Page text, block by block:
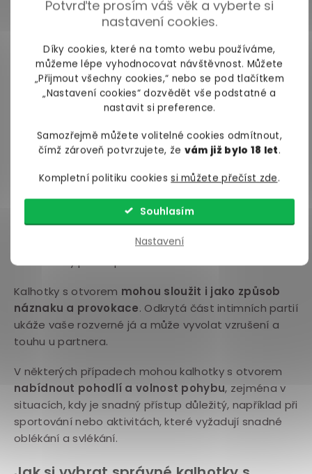
Potvrďte prosím váš věk a vyberte si
nastavení cookies.
Díky cookies, které na tomto webu používáme,
můžeme lépe vyhodnocovat návštěvnost. Můžete
„Přijmout všechny cookies,“ nebo se pod tlačítkem
„Nastavení cookies“ dozvědět vše podstatné a
nastavit si preference.
Samozřejmě můžete volitelné cookies odmítnout,
čímž zároveň potvrzujete, že vám již bylo 18 let.
Kompletní politiku cookiessi můžete přečíst zde.
Nastavení
Souhlasím
na zip, knoflíčky nebo druky, takže jsou vyzývavé jen
Jaké výhody přinášejí kalhotky s
otvorem?
Kalhotky s otvorem využijete především během
intimních her a předehry. Otvor v rozkroku umožňuje
snadný přístup k intimním partiíma nošení
stupeň vzrušení a stimulace.
vykouzlí erotické a vzrušující
momenty– vás naladí na erotickou vlnu, případně
vám přinesou i fyzické potěšení, a pro partnera
budou sexy překvapením.
Kalhotky s otvorem mohou sloužit i jako způsob
náznaku a provokace. Odkrytá část intimních partií
ukáže vaše rozverné já a může vyvolat vzrušení a
touhu u partnera.
V některých případech mohou kalhotky s otvorem
nabídnout pohodlí a volnost pohybu, zejména v
situacích, kdy je snadný přístup důležitý, například při
sportování nebo aktivitách, které vyžadují snadné
oblékání a svlékání.